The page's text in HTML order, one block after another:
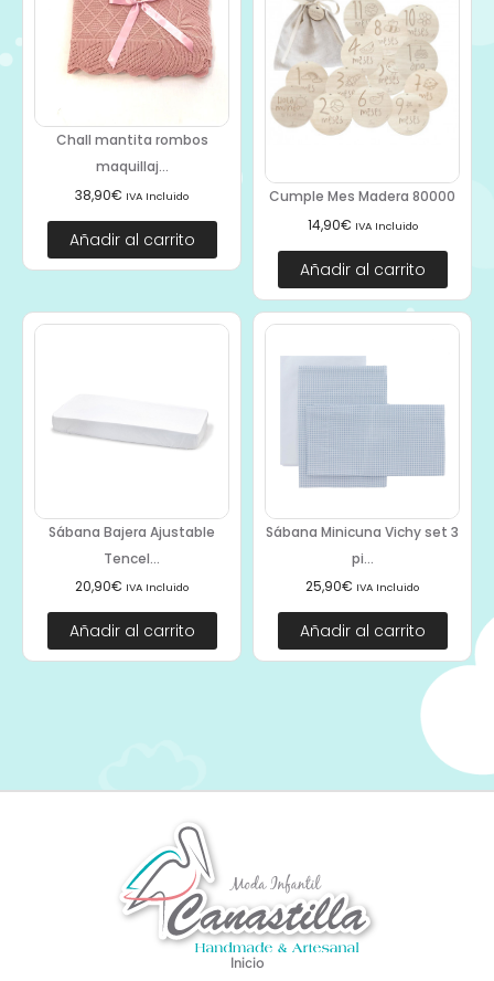
Chall mantita rombos
maquillaj...
38,90€ IVA Incluido
Añadir al carrito
Cumple Mes Madera 80000
14,90€ IVA Incluido
Añadir al carrito
Sábana Bajera Ajustable
Tencel...
20,90€ IVA Incluido
Añadir al carrito
Sábana Minicuna Vichy set 3
pi...
25,90€ IVA Incluido
Añadir al carrito
Inicio